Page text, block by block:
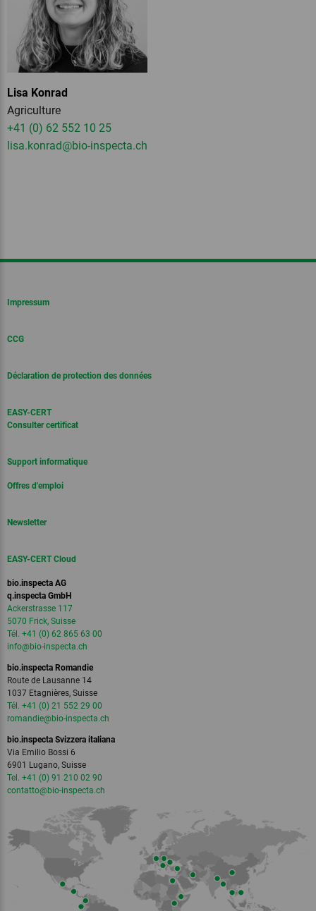
Lisa Konrad
Agriculture
+41 (0) 62 552 10 25
lisa.konrad@bio-inspecta.ch
Impressum
CCG
Déclaration de protection des données
EASY-CERT
Consulter certificat
Support informatique
Offres d'emploi
Newsletter
EASY-CERT Cloud
bio.inspecta AG
q.inspecta GmbH
Ackerstrasse 117
5070 Frick, Suisse
Tél. +41 (0) 62 865 63 00
info@bio-inspecta.ch
bio.inspecta Romandie
Route de Lausanne 14
1037 Etagnières, Suisse
Tél. +41 (0) 21 552 29 00
romandie@bio-inspecta.ch
bio.inspecta Svizzera italiana
Via Emilio Bossi 6
6901 Lugano, Suisse
Tel. +41 (0) 91 210 02 90
contatto@bio-inspecta.ch